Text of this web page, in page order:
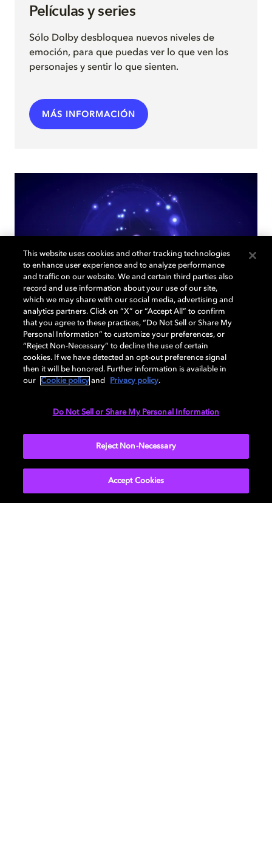
Películas y series
Sólo Dolby desbloquea nuevos niveles de
emoción, para que puedas ver lo que ven los
personajes y sentir lo que sienten.
MÁS INFORMACIÓN
Escúchelo usted mismo
Elige entre una gama de canciones de distintos
géneros para oír -y ver- la diferencia.
MÁS INFORMACIÓN
This website uses cookies and other tracking technologies
to enhance user experience and to analyze performance
and traffic on our website. We and certain third parties also
record and use information about your use of our site,
which we may share with our social media, advertising and
analytics partners. Click on “X” or “Accept All” to confirm
that you agree to these practices, “Do Not Sell or Share My
Personal Information” to customize your preferences, or
“Reject Non-Necessary” to decline the use of certain
cookies. If we have detected an opt-out preference signal
then it will be honored. Further information is available in
our
Cookie policy and Privacy policy.
Do Not Sell or Share My Personal Information
Reject Non-Necessary
Accept Cookies